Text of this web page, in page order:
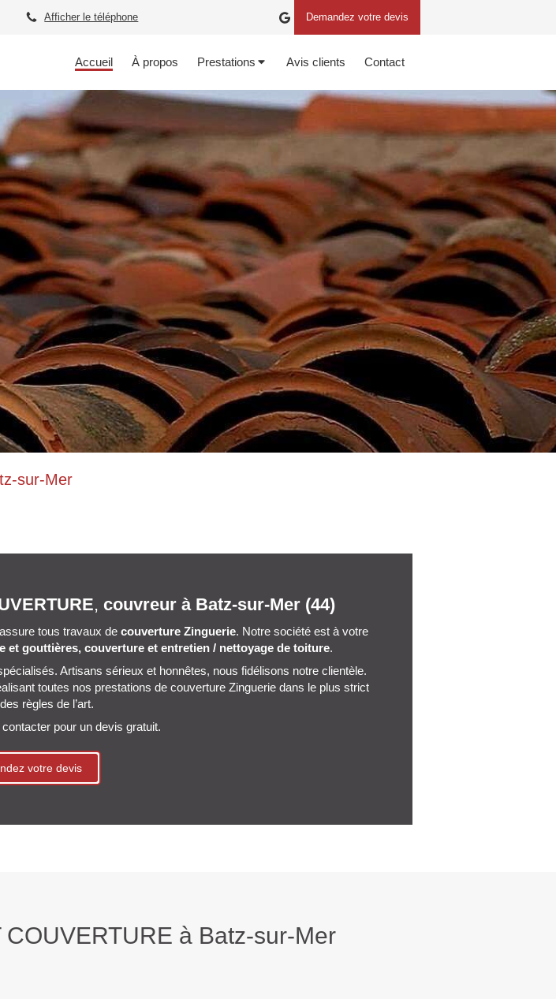
Afficher le téléphone Demandez votre devis
Accueil À propos Prestations Avis clients Contact
sur-Mer
, couvreur à Batz-sur-Mer (44)
tous travaux de couverture Zinguerie. Notre société est à votre
et gouttières, couverture et entretien / nettoyage de toiture.
Artisans sérieux et honnêtes, nous fidélisons notre clientèle.
toutes nos prestations de couverture Zinguerie dans le plus strict
règles de l’art.
pour un devis gratuit.
votre devis
à Batz-sur-Mer